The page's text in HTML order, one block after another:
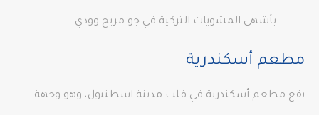
بأشهى المشويات التركية في جو مريح وودي.
مطعم أسكندرية
يقع مطعم أسكندرية في قلب مدينة اسطنبول، وهو وجهة